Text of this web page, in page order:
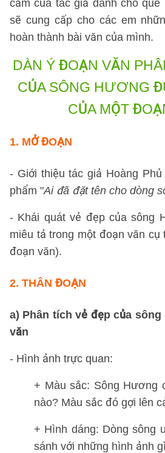
cảm của tác giả dành cho
sẽ cung cấp cho các em
hoàn thành bài văn của mình.
DÀN Ý ĐOẠN VĂN
CỦA SÔNG HƯƠNG
CỦA MỘT
1. MỞ ĐOẠN
- Giới thiệu tác giả Hoàng
phẩm "Ai đã đặt tên cho dòng
- Khái quát vẻ đẹp của sông
miêu tả trong một đoạn văn cụ
đoạn văn).
2. THÂN ĐOẠN
a) Phân tích vẻ đẹp của
văn
- Hình ảnh trực quan:
+ Màu sắc: Sông Hương
nào? Màu sắc đó gợi lên
+ Hình dáng: Dòng sông
sánh với những hình ảnh